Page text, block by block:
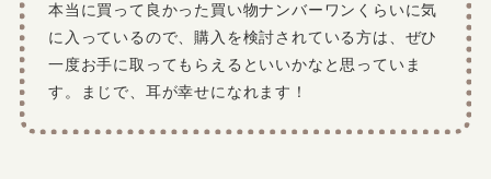
本当に買って良かった買い物ナンバーワンくらいに気
に入っているので、購入を検討されている方は、ぜひ
一度お手に取ってもらえるといいかなと思っていま
す。まじで、耳が幸せになれます！